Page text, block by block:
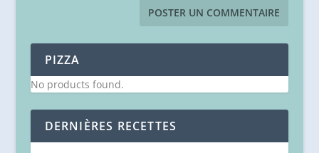
PIZZA
No products found.
DERNIÈRES RECETTES